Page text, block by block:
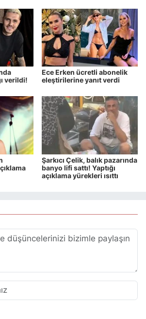
verildi!
Ece Erken ücretli abonelik
eleştirilerine yanıt verdi
Şarkıcı Çelik, balık pazarında
banyo lifi sattı! Yaptığı
açıklama yürekleri ısıttı